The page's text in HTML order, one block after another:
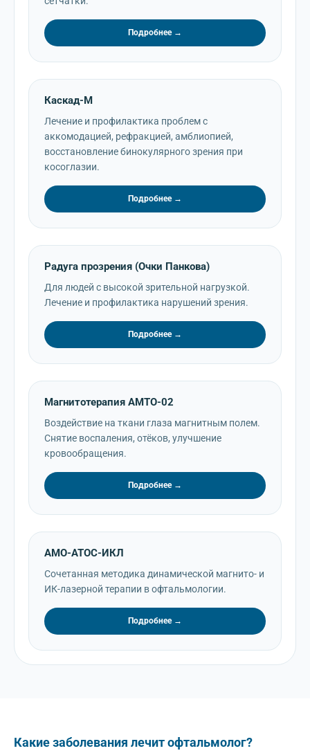
Подробнее →
Каскад-М
Лечение и профилактика проблем с
аккомодацией, рефракцией, амблиопией,
восстановление бинокулярного зрения при
косоглазии.
Подробнее →
Радуга прозрения (Очки Панкова)
Для людей с высокой зрительной нагрузкой.
Лечение и профилактика нарушений зрения.
Подробнее →
Магнитотерапия АМТО-02
Воздействие на ткани глаза магнитным полем.
Снятие воспаления, отёков, улучшение
кровообращения.
Подробнее →
АМО-АТОС-ИКЛ
Сочетанная методика динамической магнито- и
ИК-лазерной терапии в офтальмологии.
Подробнее →
Какие заболевания лечит офтальмолог?